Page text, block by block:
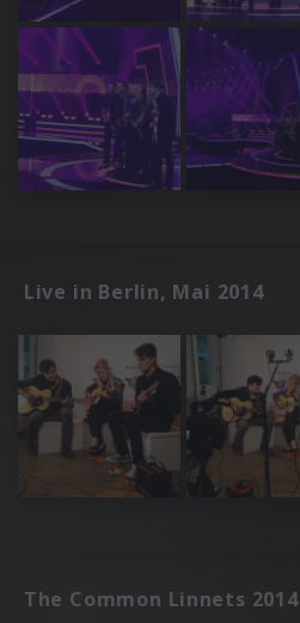
Live in Berlin, Mai 2014
The Common Linnets 2014